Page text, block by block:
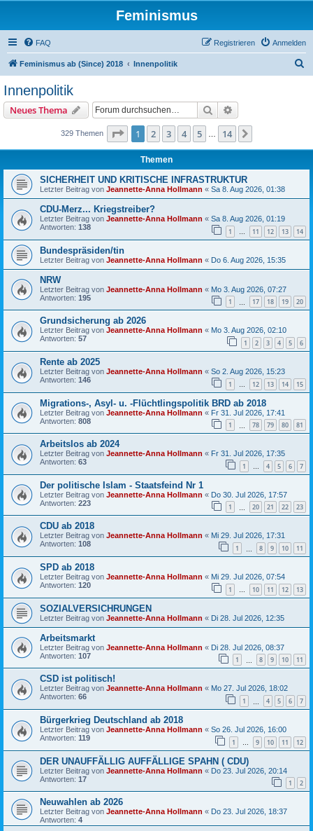
Feminismus
FAQ Anmelden
Registrieren
Feminismus ab (Since) 2018 Innenpolitik
Innenpolitik
Neues Thema Suche
329 Themen Seite 1von 14
1 2 3 4 5 14
Themen
SICHERHEIT UND KRITISCHE INFRASTRUKTUR
Letzter Beitrag von Jeannette-Anna Hollmann « Sa 8. Aug 2026, 01:38
CDU-Merz... Kriegstreiber?
Letzter Beitrag von Jeannette-Anna Hollmann « Sa 8. Aug 2026, 01:19
Antworten: 138 1 … 11 12 13 14
Bundespräsiden/tin
Letzter Beitrag von Jeannette-Anna Hollmann « Do 6. Aug 2026, 15:35
NRW
Letzter Beitrag von Jeannette-Anna Hollmann « Mo 3. Aug 2026, 07:27
Antworten: 195 1 17 18 19 20
Grundsicherung ab 2026
Letzter Beitrag von Jeannette-Anna Hollmann « Mo 3. Aug 2026, 02:10
Antworten: 57 1 2 3 4 5 6
Rente ab 2025
Letzter Beitrag von Jeannette-Anna Hollmann « So 2. Aug 2026, 15:23
Antworten: 146 1 … 12 13 14 15
Migrations-, Asyl- u. -Flüchtlingspolitik BRD ab 2018
Letzter Beitrag von Jeannette-Anna Hollmann « Fr 31. Jul 2026, 17:41
Antworten: 808 1 78 79 80 81
Arbeitslos ab 2024
Letzter Beitrag von Jeannette-Anna Hollmann « Fr 31. Jul 2026, 17:35
Antworten: 63 1 … 4 5 6 7
Der politische Islam - Staatsfeind Nr 1
Letzter Beitrag von Jeannette-Anna Hollmann « Do 30. Jul 2026, 17:57
Antworten: 223 1 20 21 22 23
CDU ab 2018
Letzter Beitrag von Jeannette-Anna Hollmann « Mi 29. Jul 2026, 17:31
Antworten: 108 1 8 9 10 11
SPD ab 2018
Letzter Beitrag von Jeannette-Anna Hollmann « Mi 29. Jul 2026, 07:54
Antworten: 120 1 … 10 11 12 13
SOZIALVERSICHRUNGEN
Letzter Beitrag von Jeannette-Anna Hollmann « Di 28. Jul 2026, 12:35
Arbeitsmarkt
Letzter Beitrag von Jeannette-Anna Hollmann « Di 28. Jul 2026, 08:37
Antworten: 107 1 8 9 10 11
CSD ist politisch!
Letzter Beitrag von Jeannette-Anna Hollmann « Mo 27. Jul 2026, 18:02
Antworten: 66 1 4 5 6 7
Bürgerkrieg Deutschland ab 2018
Letzter Beitrag von Jeannette-Anna Hollmann « So 26. Jul 2026, 16:00
Antworten: 119 1 … 9 10 11 12
DER UNAUFFÄLLIG AUFFÄLLIGE SPAHN ( CDU)
Letzter Beitrag von Jeannette-Anna Hollmann « Do 23. Jul 2026, 20:14
Antworten: 17 1 2
Neuwahlen ab 2026
Letzter Beitrag von Jeannette-Anna Hollmann « Do 23. Jul 2026, 18:37
Antworten: 4